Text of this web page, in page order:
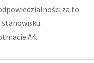
za to.
A4.